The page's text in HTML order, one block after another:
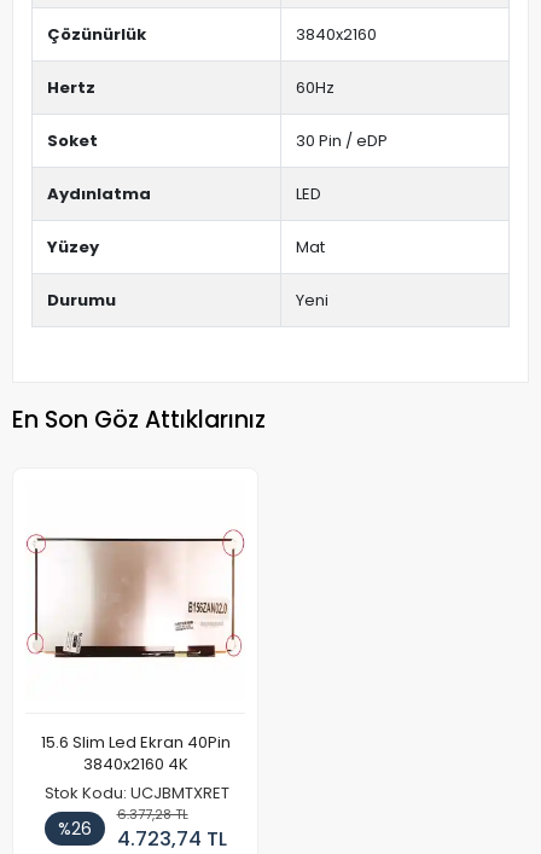
Çözünürlük 3840x2160
Hertz 60Hz
Soket 30 Pin / eDP
Aydınlatma LED
Yüzey Mat
Durumu Yeni
En Son Göz Attıklarınız
15.6 Slim Led Ekran 40Pin
3840x2160 4K
Stok Kodu: UCJBMTXRET
%26
6.377,28 TL
4.723,74 TL